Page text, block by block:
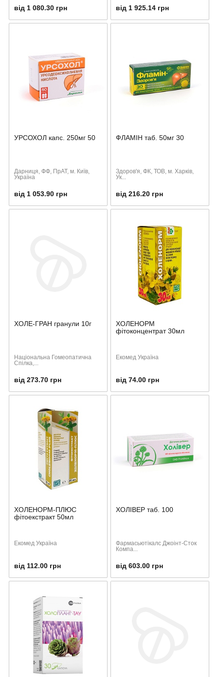
від 1 080.30 грн від 1 925.14 грн
УРСОХОЛ капс. 250мг 50
Дарниця, ФФ, ПрАТ, м. Київ,
Україна
від 1 053.90 грн
ФЛАМІН таб. 50мг 30
Здоров'я, ФК, ТОВ, м. Харків,
Ук...
від 216.20 грн
ХОЛЕ-ГРАН гранули 10г
Національна Гомеопатична
Спілка,...
від 273.70 грн
ХОЛЕНОРМ
фітоконцентрат 30мл
Екомед Україна
від 74.00 грн
ХОЛЕНОРМ-ПЛЮС
фітоекстракт 50мл
Екомед Україна
від 112.00 грн
ХОЛІВЕР таб. 100
Фармасьютікалс Джоінт-Сток
Компа...
від 603.00 грн